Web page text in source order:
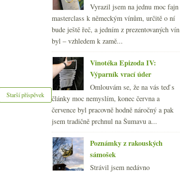
Starší příspěvek
Vyrazil jsem na jednu moc fajn
masterclass k německým vínům, určitě o ní
bude ještě řeč, a jedním z prezentovaných vín
byl – vzhledem k zamě...
Vinotéka Epizoda IV:
Výparník vrací úder
Omlouvám se, že na vás teď s
články moc nemyslím, konec června a
července byl pracovně hodně náročný a pak
jsem tradičně prchnul na Šumavu a...
Poznámky z rakouských
sámošek
Strávil jsem nedávno